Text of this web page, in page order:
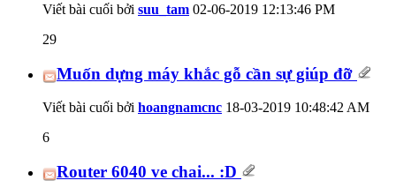
Viết bài cuối bởi suu_tam 02-06-2019 12:13:46 PM
29
Muốn dựng máy khắc gỗ cần sự giúp đỡ
Viết bài cuối bởi hoangnamcnc 18-03-2019 10:48:42 AM
6
Router 6040 ve chai... :D